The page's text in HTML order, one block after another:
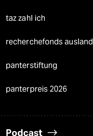
taz zahl ich
recherchefonds ausland
panterstiftung
panterpreis 2026
Podcast